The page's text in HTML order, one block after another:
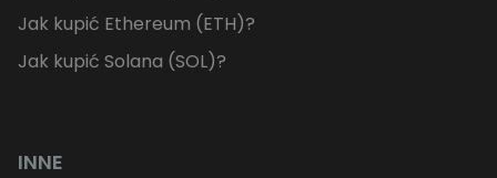
Jak kupić Ethereum (ETH)?
Jak kupić Solana (SOL)?
INNE